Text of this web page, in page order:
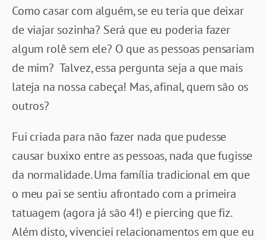
Como casar com alguém, se eu teria que deixar
de viajar sozinha? Será que eu poderia fazer
algum rolê sem ele? O que as pessoas pensariam
de mim? Talvez, essa pergunta seja a que mais
lateja na nossa cabeça! Mas, afinal, quem são os
outros?
Fui criada para não fazer nada que pudesse
causar buxixo entre as pessoas, nada que fugisse
da normalidade. Uma família tradicional em que
o meu pai se sentiu afrontado com a primeira
tatuagem (agora já são 4!) e piercing que fiz.
Além disto, vivenciei relacionamentos em que eu